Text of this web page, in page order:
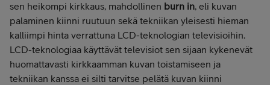
sen heikompi kirkkaus, mahdollinen burn in, eli kuvan
palaminen kiinni ruutuun sekä tekniikan yleisesti hieman
kalliimpi hinta verrattuna LCD-teknologian televisioihin.
LCD-teknologiaa käyttävät televisiot sen sijaan kykenevät
huomattavasti kirkkaamman kuvan toistamiseen ja
tekniikan kanssa ei silti tarvitse pelätä kuvan kiinni